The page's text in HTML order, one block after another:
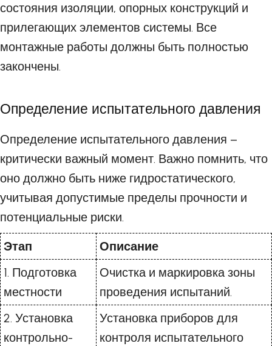
состояния изоляции, опорных конструкций и
прилегающих элементов системы. Все
монтажные работы должны быть полностью
закончены.
Определение испытательного давления
Определение испытательного давления –
критически важный момент. Важно помнить, что
оно должно быть ниже гидростатического,
учитывая допустимые пределы прочности и
потенциальные риски.
Этап
Описание
1. Подготовка
местности
Очистка и маркировка зоны
проведения испытаний.
2. Установка
контрольно-
Установка приборов для
контроля испытательного